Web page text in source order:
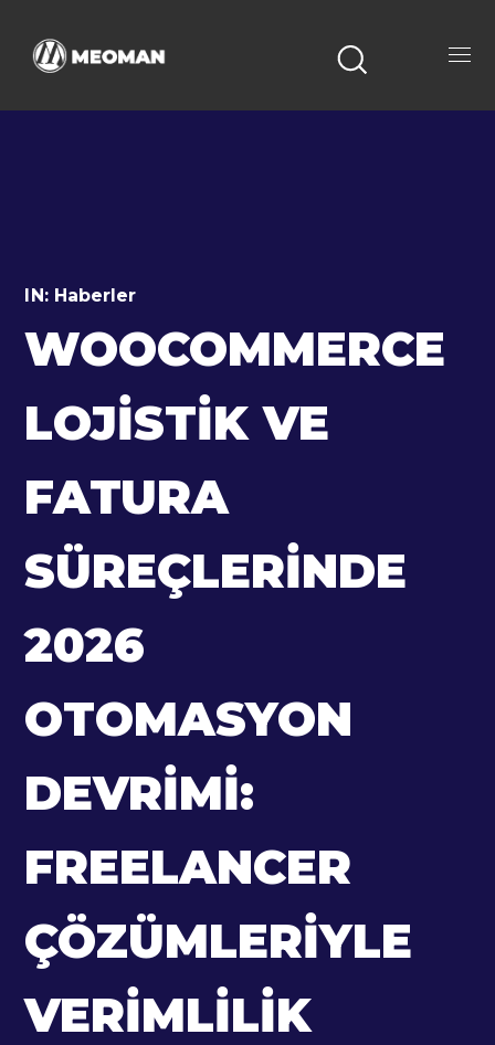
IN: Haberler
WOOCOMMERCE
LOJISTIK VE
FATURA
SÜREÇLERINDE
2026
OTOMASYON
DEVRIMI:
FREELANCER
ÇÖZÜMLERIYLE
VERIMLILIK